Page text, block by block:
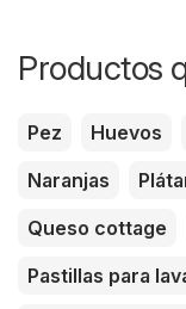
Productos
Pez Huevos
Naranjas
Queso cottage
Pastillas para